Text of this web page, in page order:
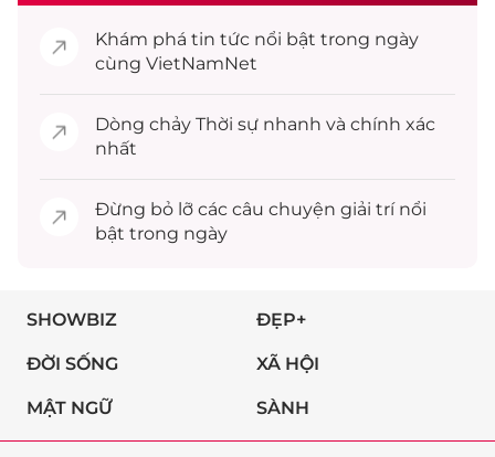
Khám phá tin tức nổi bật trong ngày
cùng VietNamNet
Dòng chảy Thời sự nhanh và chính xác
nhất
Đừng bỏ lỡ các câu chuyện giải trínổi
bật trong ngày
SHOWBIZ ĐẸP+
ĐỜI SỐNG XÃ HỘI
MẬT NGỮ SÀNH